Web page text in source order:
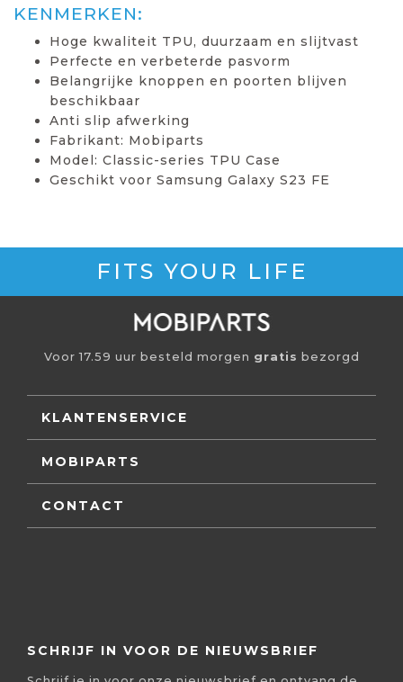
KENMERKEN:
Hoge kwaliteit TPU, duurzaam en slijtvast
Perfecte en verbeterde pasvorm
Belangrijke knoppen en poorten blijven
beschikbaar
Anti slip afwerking
Fabrikant: Mobiparts
Model: Classic-series TPU Case
Geschikt voor Samsung Galaxy S23 FE
FITS YOUR LIFE
Voor 17.59 uur besteld morgen gratis bezorgd
KLANTENSERVICE
MOBIPARTS
CONTACT
SCHRIJF IN VOOR DE NIEUWSBRIEF